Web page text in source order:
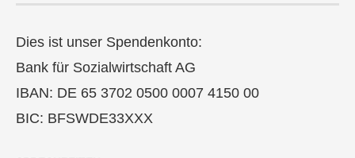
Dies ist unser Spendenkonto:
Bank für Sozialwirtschaft AG
IBAN: DE 65 3702 0500 0007 4150 00
BIC: BFSWDE33XXX